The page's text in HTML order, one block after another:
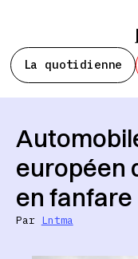
La quotidienne
européen
en fanfare
Par Lntma